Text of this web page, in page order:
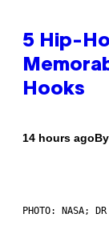
5 Hip-
Hooks
14 hours agoBy
PHOTO: NASA;